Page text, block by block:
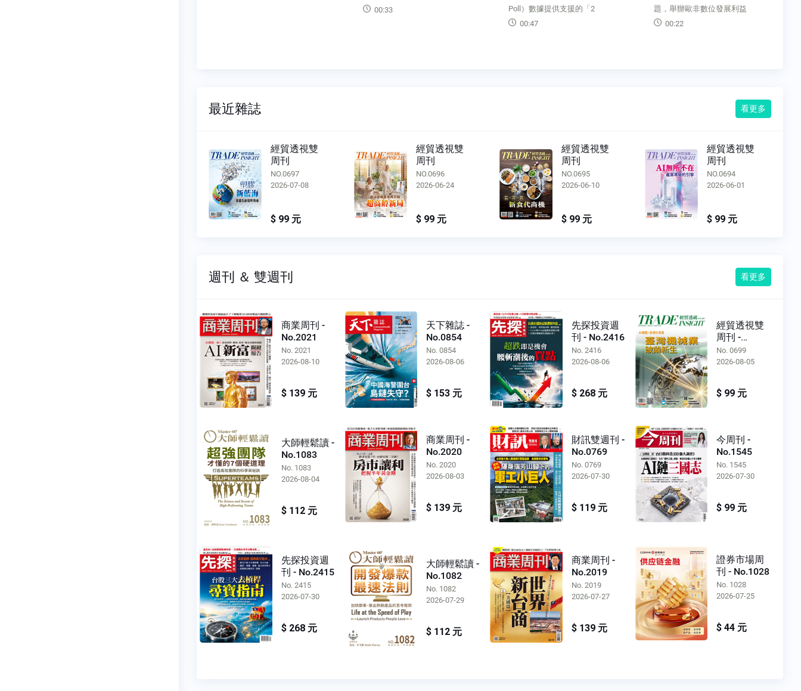
Poll）數據提供支援的「2
題，舉辦歐非數位發展利益
00:22
市場（The Common
00:39
最近雜誌 看更多
經貿透視雙
周刊
NO.0696
2026-06-24
$ 99 元
經貿透視雙
周刊
NO.0695
2026-06-10
$ 99 元
經貿透視雙
周刊
NO.0694
2026-06-01
$ 99 元
經貿透視雙
周刊
NO.0693
2026-05-13
$ 99 元
週刊 ＆ 雙週刊 看更多
商業周刊 -
No.2021
No. 2021
2026-08-10
$ 139 元
天下雜誌 -
No.0854
No. 0854
2026-08-06
$ 153 元
先探投資週
刊 - No.2416
No. 2416
2026-08-06
$ 268 元
經貿透視雙
周刊 -
No.0699
No. 0699
2026-08-05
$ 99 元
大師輕鬆讀 -
No.1083
No. 1083
2026-08-04
$ 112 元
商業周刊 -
No.2020
No. 2020
2026-08-03
$ 139 元
財訊雙週刊 -
No.0769
No. 0769
2026-07-30
$ 119 元
今周刊 -
No.1545
No. 1545
2026-07-30
$ 99 元
先探投資週
刊 - No.2415
No. 2415
2026-07-30
$ 268 元
大師輕鬆讀 -
No.1082
No. 1082
2026-07-29
$ 112 元
商業周刊 -
No.2019
No. 2019
2026-07-27
$ 139 元
證券市場周
刊 - No.1028
No. 1028
2026-07-25
$ 44 元